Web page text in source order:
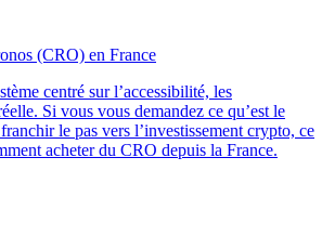
(CRO) en France
centré sur l’accessibilité, les
Si vous vous demandez ce qu’est le
le pas vers l’investissement crypto, ce
acheter du CRO depuis la France.